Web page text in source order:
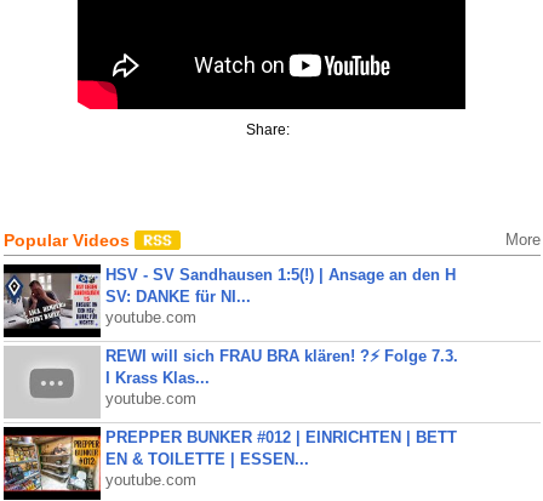
Share:
Popular Videos More
HSV - SV Sandhausen 1:5(!) | Ansage an den H
SV: DANKE für NI...
youtube.com
REWI will sich FRAU BRA klären! ?⚡️ Folge 7.3.
I Krass Klas...
youtube.com
PREPPER BUNKER #012 | EINRICHTEN | BETT
EN & TOILETTE | ESSEN...
youtube.com